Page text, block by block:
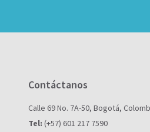
Contáctanos
Calle 69 No. 7A-50, Bogotá,
Tel: (+57) 601 217 7590